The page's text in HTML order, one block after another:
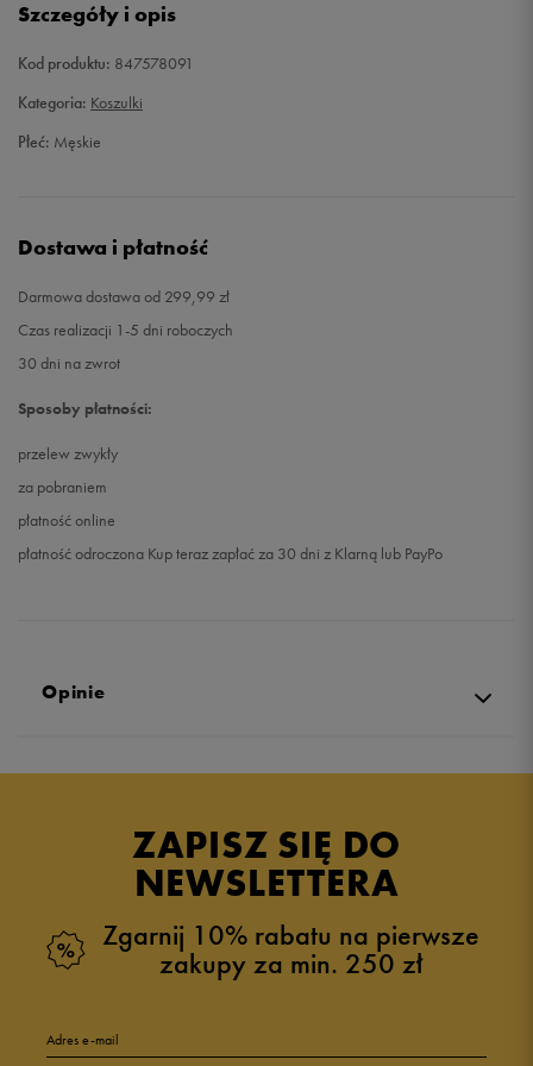
XXL
Szczegóły i opis
Kod produktu: 847578091
Kategoria: Koszulki
Płeć: Męskie
Dostawa i płatność
Darmowa dostawa od 299,99 zł
Czas realizacji 1-5 dni roboczych
30 dni na zwrot
Sposoby płatności:
przelew zwykły
za pobraniem
płatność online
płatność odroczona Kup teraz zapłać za 30 dni z Klarną lub PayPo
Opinie
ZAPISZ SIĘ DO
NEWSLETTERA
Zgarnij 10% rabatu na pierwsze
zakupy za min. 250 zł
Adres e-mail